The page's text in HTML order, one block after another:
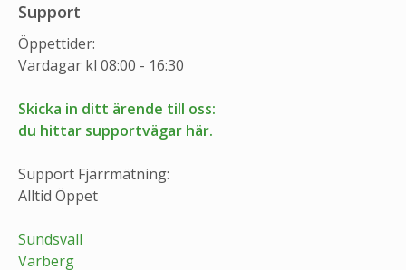
Support
Öppettider:
Vardagar kl 08:00 - 16:30
Skicka in ditt ärende till oss:
du hittar supportvägar här.
Support Fjärrmätning:
Alltid Öppet
Sundsvall
Varberg